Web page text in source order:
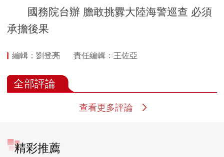
國務院台辦 膽敢挑釁大陸海警巡查 必須
承擔後果
編輯：劉登亮 責任編輯：王佐亞
全部評論
查看更多評論
精彩推薦